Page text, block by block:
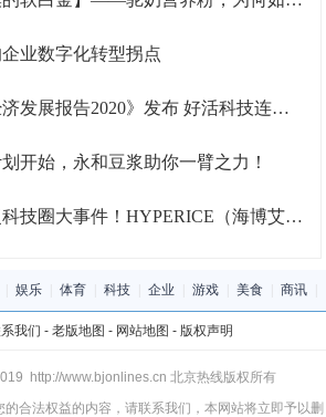
业数字化转型拐点
报告2020》发布 好活科技连续3年入选典型案例
开始，永和豆浆助你一臂之力！
大事件！HYPERICE（海博艾斯）收购NormaTec！
娱乐 体育 科技 企业 游戏 美食 商讯
我们 - 老版地图 - 网站地图 - 版权声明
http://www.bjonlines.cn 北京热线版权所有
合法权益的内容，请联系我们，本网站将立即予以删